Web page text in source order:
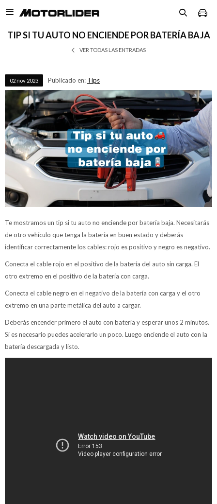

TIP SI TU AUTO NO ENCIENDE POR BATERÍA BAJA
VER TODAS LAS ENTRADAS
02 nov 2023 Publicado en: Tips
Te mostramos un tip si tu auto no enciende por batería baja. Necesitarás
de otro vehículo que tenga la batería en buen estado y deberás
identificar correctamente los cables: rojo es positivo y negro es negativo.
Conecta el cable rojo en el positivo de la batería del auto sin carga. El
otro extremo en el positivo de la batería con carga.
Conecta el cable negro en el negativo de la batería con carga y el otro
extremo en una parte metálica del auto a cargar.
Deberás encender primero el auto con batería y esperar unos 2 minutos.
Si es necesario puedes acelerarlo un poco. Luego enciende el auto con la
batería descargada y listo.